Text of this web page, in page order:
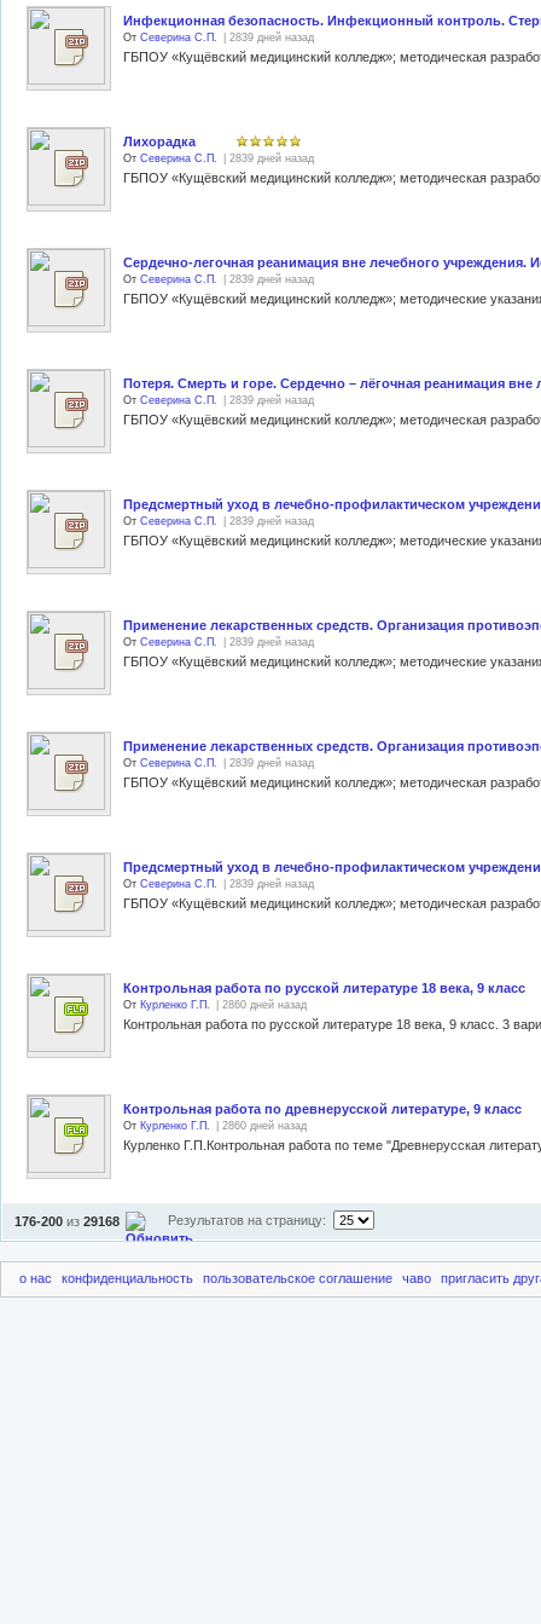
Инфекционная безопасность. Инфекционный контроль.
От Северина С.П. | 2839 дней назад
Лихорадка
От Северина С.П. | 2839 дней назад
Сердечно-легочная реанимация вне лечебного учреждения.
От Северина С.П. | 2839 дней назад
Потеря. Смерть и горе. Сердечно – лёгочная реанимация
От Северина С.П. | 2839 дней назад
Предсмертный уход в лечебно-профилактическом
От Северина С.П. | 2839 дней назад
Применение лекарственных средств. Организация
От Северина С.П. | 2839 дней назад
Применение лекарственных средств. Организация
От Северина С.П. | 2839 дней назад
Предсмертный уход в лечебно-профилактическом
От Северина С.П. | 2839 дней назад
Контрольная работа по русской литературе 18 века, 9 класс
От Курленко Г.П. | 2860 дней назад
Контрольная работа по русской литературе 18 века, 9 класс. 3
Контрольная работа по древнерусской литературе, 9 класс
От Курленко Г.П. | 2860 дней назад
Курленко Г.П.Контрольная работа по теме "Древнерусская
176-200 из 29168 Результатов на страницу:
о нас конфиденциальность пользовательское соглашение чаво пригласить